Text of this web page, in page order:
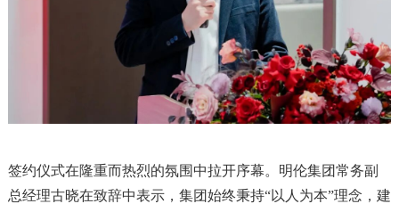
签约仪式在隆重而热烈的氛围中拉开序幕。明伦集团常务副
总经理古晓在致辞中表示，集团始终秉持“以人为本”理念，建